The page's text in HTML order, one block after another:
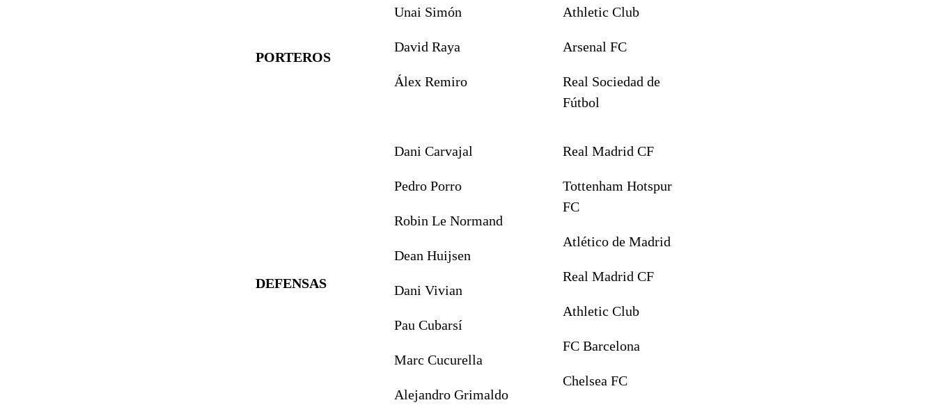
PORTEROS
Unai Simón
David Raya
Álex Remiro
Athletic Club
Arsenal FC
Real Sociedad de
Fútbol
DEFENSAS
Dani Carvajal
Pedro Porro
Robin Le Normand
Dean Huijsen
Dani Vivian
Pau Cubarsí
Marc Cucurella
Alejandro Grimaldo
Real Madrid CF
Tottenham Hotspur
FC
Atlético de Madrid
Real Madrid CF
Athletic Club
FC Barcelona
Chelsea FC